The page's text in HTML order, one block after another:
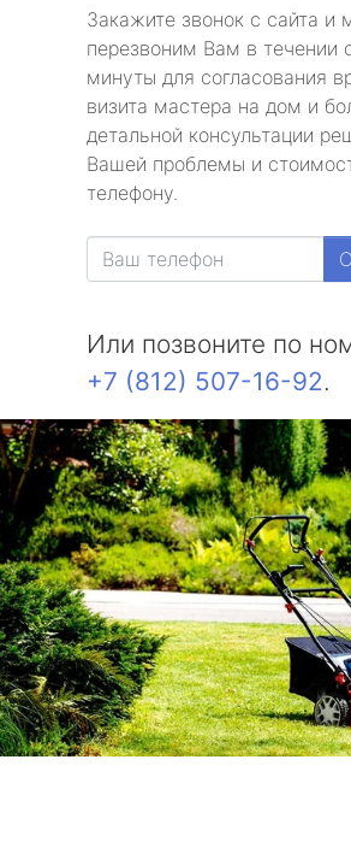
Закажите звонок с сайта и
перезвоним Вам в течении
минуты для согласования
визита мастера на дом и
детальной консультации
Вашей проблемы и
телефону.
Или позвоните по
+7 (812) 507-16-92.